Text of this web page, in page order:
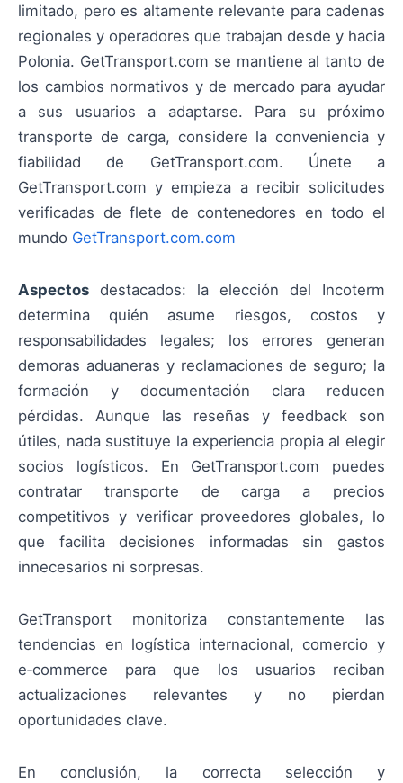
limitado, pero es altamente relevante para cadenas
regionales y operadores que trabajan desde y hacia
Polonia. GetTransport.com se mantiene al tanto de
los cambios normativos y de mercado para ayudar
a sus usuarios a adaptarse. Para su próximo
transporte de carga, considere la conveniencia y
fiabilidad de GetTransport.com. Únete a
GetTransport.com y empieza a recibir solicitudes
verificadas de flete de contenedores en todo el
mundo GetTransport.com.com
Aspectos destacados: la elección del Incoterm
determina quién asume riesgos, costos y
responsabilidades legales; los errores generan
demoras aduaneras y reclamaciones de seguro; la
formación y documentación clara reducen
pérdidas. Aunque las reseñas y feedback son
útiles, nada sustituye la experiencia propia al elegir
socios logísticos. En GetTransport.com puedes
contratar transporte de carga a precios
competitivos y verificar proveedores globales, lo
que facilita decisiones informadas sin gastos
innecesarios ni sorpresas.
GetTransport monitoriza constantemente las
tendencias en logística internacional, comercio y
e‑commerce para que los usuarios reciban
actualizaciones relevantes y no pierdan
oportunidades clave.
En conclusión, la correcta selección y